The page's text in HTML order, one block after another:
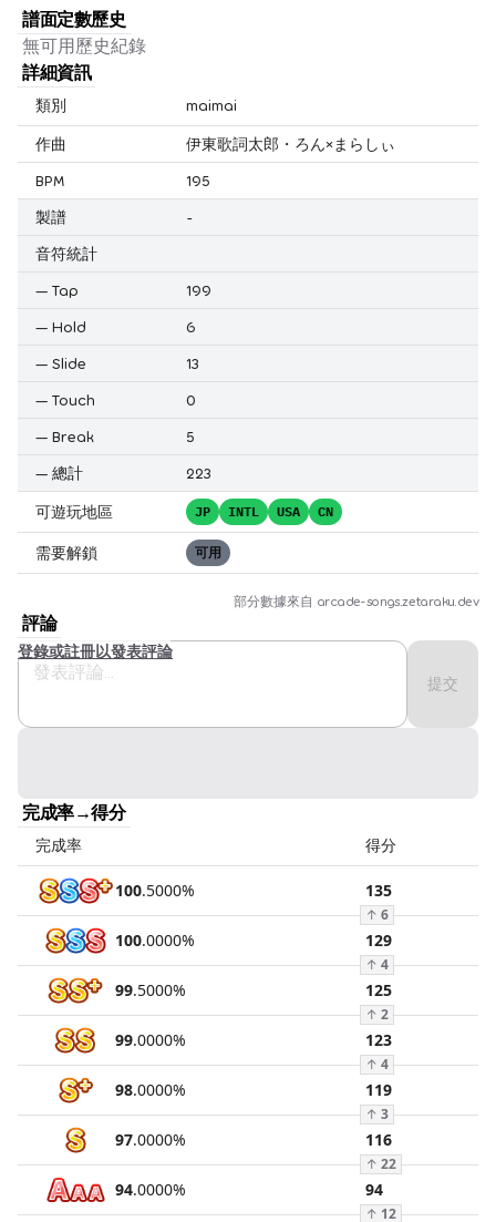
譜面定數歷史
無可用歷史紀錄
詳細資訊
類別 maimai
作曲
伊東歌詞太郎・ろん×まらしぃ
BPM
195
製譜
-
音符統計
— Tap
199
— Hold
6
— Slide
13
— Touch
0
— Break
5
— 總計 223
可遊玩地區 JP INTL USA CN
需要解鎖 可用
部分數據來自 arcade-songs.zetaraku.dev
評論
提交
登錄或註冊以發表評論
完成率→得分
完成率 得分
100.5000% 135
↑ 6
100.0000% 129
↑ 4
99.5000% 125
↑ 2
99.0000% 123
↑ 4
98.0000% 119
↑ 3
97.0000% 116
↑ 22
94.0000% 94
↑ 12